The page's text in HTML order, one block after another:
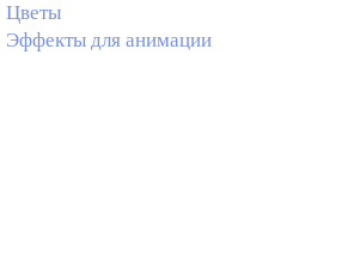
Цветы
Эффекты для анимации